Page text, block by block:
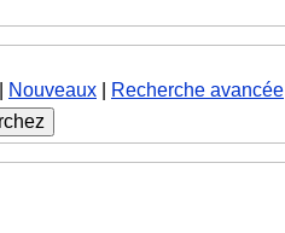
Nouveaux
Recherche avancée